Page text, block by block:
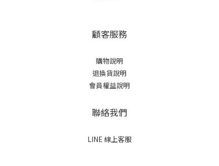
顧客服務
購物說明
退換貨說明
會員權益說明
聯絡我們
LINE 線上客服